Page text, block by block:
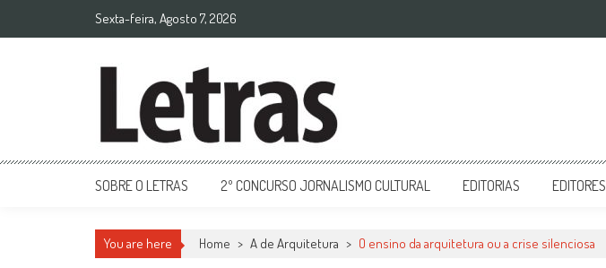
Sexta-feira, Agosto 7, 2026
SOBRE O LETRAS 2º CONCURSO JORNALISMO CULTURAL EDITORIAS EDITORES
You are here Home > A de Arquitetura > O ensino da arquitetura ou a crise silenciosa